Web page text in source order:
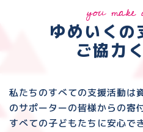
you make
ゆめいくの
ご協力
私たちのすべての支援活動は
のサポーターの皆様からの寄
すべての子どもたちに安心で